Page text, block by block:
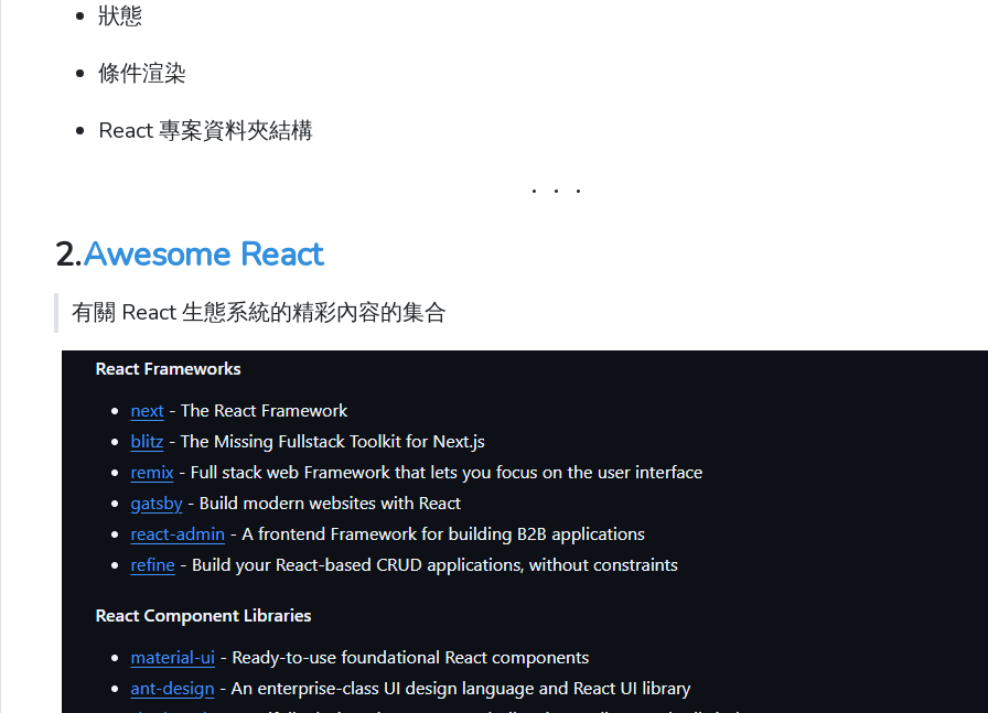
狀態
條件渲染
React 專案資料夾結構
2.Awesome React
有關 React 生態系統的精彩內容的集合